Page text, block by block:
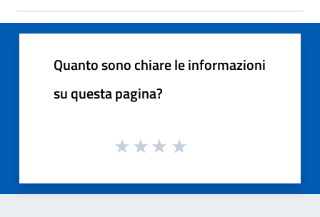
Quanto sono chiare le informazioni
su questa pagina?